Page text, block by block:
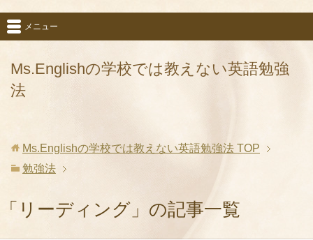
Ms.Englishの学校では教えない英語勉強
法
メニュー
Ms.Englishの学校では教えない英語勉強法 TOP
勉強法
「リーディング」の記事一覧